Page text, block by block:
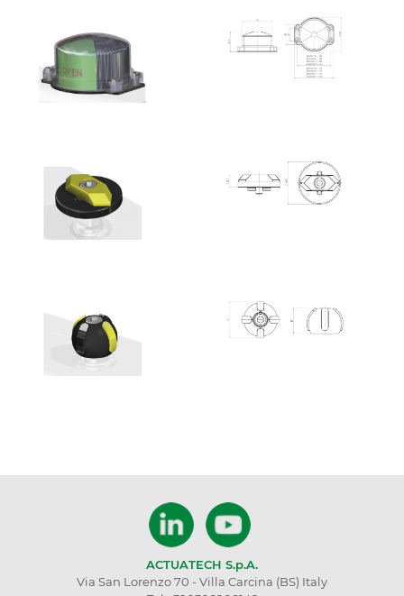
ACTUATECH S.p.A.
Via San Lorenzo 70 - Villa Carcina (BS) Italy